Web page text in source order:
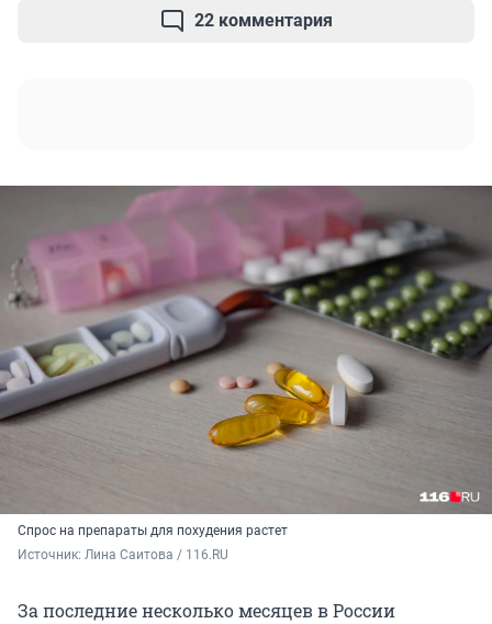
22 комментария
Спрос на препараты для похудения растет
Источник: Лина Саитова / 116.RU
За последние несколько месяцев в России